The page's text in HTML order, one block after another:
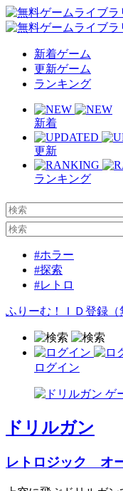
新着ゲーム
更新ゲーム
ランキング
新着
更新
ランキング
#ホラー
#探索
#レトロ
ふりーむ！ＩＤ登録（
ログイン
ドリルガン
レトロジック オ